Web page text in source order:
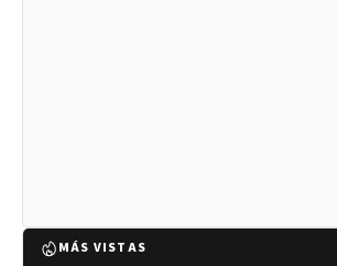
MÁS VISTAS